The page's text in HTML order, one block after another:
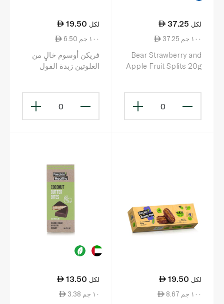
37.25 لكل
37.25 ١٠٠ جم
Bear Strawberry and
Apple Fruit Splits 20g
0
19.50 لكل
6.50 ١٠٠ جم
فريكن أوسوم خالٍ من
الغلوتين زبدة الفول
0
19.50 لكل
8.67 ١٠٠ جم
13.50 لكل
3.38 ١٠ جم